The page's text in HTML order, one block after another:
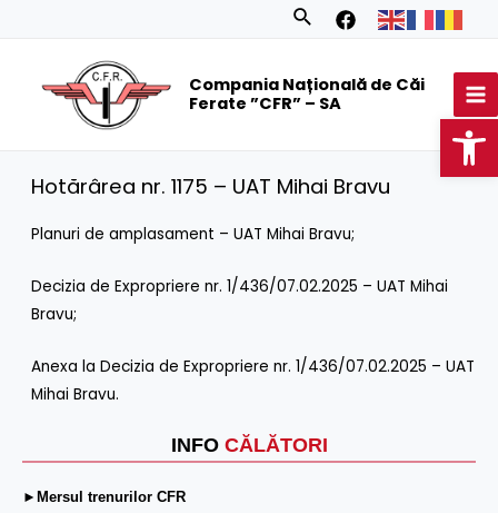
Search
Compania Națională de Căi
Ferate ”CFR” – SA
INFO CĂLĂTORI
►Mersul trenurilor CFR
Hotărârea nr. 1175 – UAT Mihai Bravu
Planuri de amplasament – UAT Mihai Bravu;
Decizia de Expropriere nr. 1/436/07.02.2025 – UAT Mihai
Bravu;
Anexa la Decizia de Expropriere nr. 1/436/07.02.2025 – UAT
Mihai Bravu.